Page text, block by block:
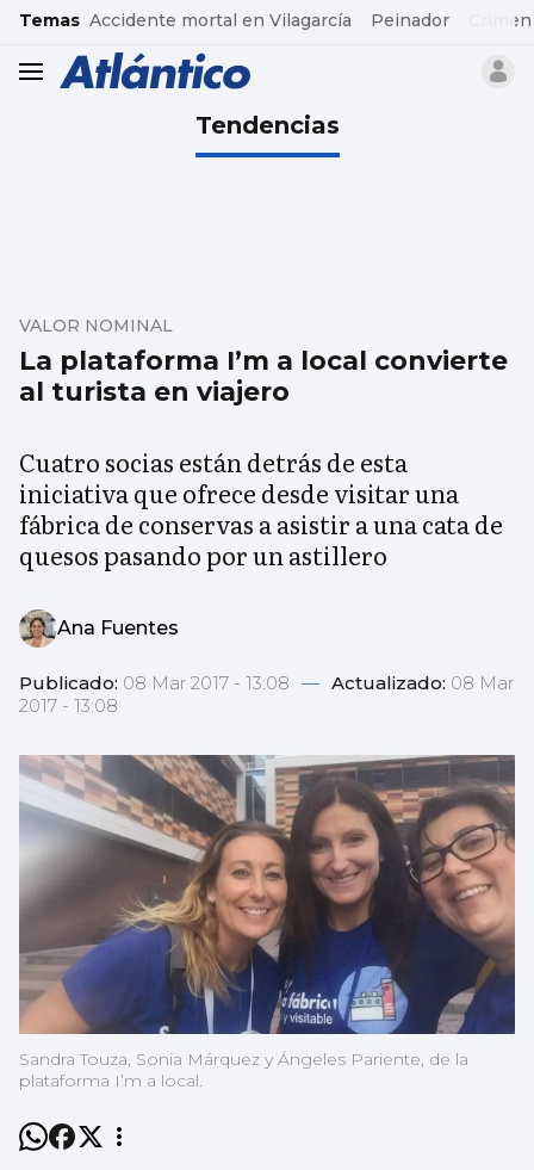
common.go-to-content
Temas Accidente mortal en Vilagarcía Peinador
header.menu.open
Tendencias
La plataforma I’m a local convierte
al turista en viajero
VALOR NOMINAL
Cuatro socias están detrás de esta
iniciativa que ofrece desde visitar una
fábrica de conservas a asistir a una cata de
quesos pasando por un astillero
Ana Fuentes
Publicado: 08 Mar 2017 - 13:08 — Actualizado: 08 Mar
2017 - 13:08
Sandra Touza, Sonia Márquez y Ángeles Pariente, de la
plataforma I’m a local.